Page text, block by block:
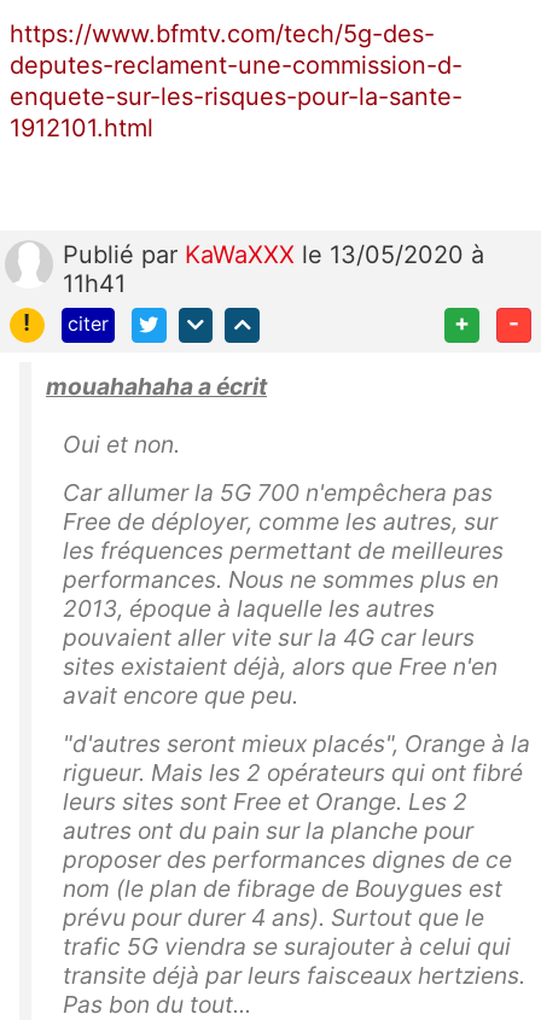
https://www.bfmtv.com/tech/5g-des-
deputes-reclament-une-commission-d-
enquete-sur-les-risques-pour-la-sante-
1912101.html
Publié par KaWaXXX le 13/05/2020 à
11h41
!
citer + -
mouahahaha a écrit
Oui et non.
Car allumer la 5G 700 n'empêchera pas
Free de déployer, comme les autres, sur
les fréquences permettant de meilleures
performances. Nous ne sommes plus en
2013, époque à laquelle les autres
pouvaient aller vite sur la 4G car leurs
sites existaient déjà, alors que Free n'en
avait encore que peu.
"d'autres seront mieux placés", Orange à la
rigueur. Mais les 2 opérateurs qui ont fibré
leurs sites sont Free et Orange. Les 2
autres ont du pain sur la planche pour
proposer des performances dignes de ce
nom (le plan de fibrage de Bouygues est
prévu pour durer 4 ans). Surtout que le
trafic 5G viendra se surajouter à celui qui
transite déjà par leurs faisceaux hertziens.
Pas bon du tout...